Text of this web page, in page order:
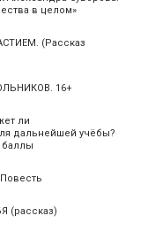
в целом»
(Рассказ
16+
ли
дальнейшей учёбы?
баллы
(рассказ)